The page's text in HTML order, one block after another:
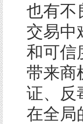
也有不
交易中
和可信
带来商
证、反
在全局